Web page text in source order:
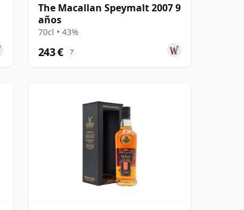
The Macallan Speymalt 2007 9
años
70cl • 43%
243 € ?